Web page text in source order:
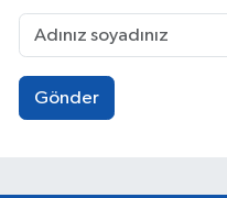
Gönder